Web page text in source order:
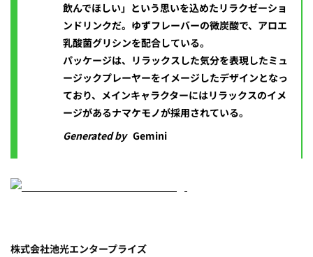
飲んでほしい」という思いを込めたリラクゼーショ
ンドリンクだ。ゆずフレーバーの微炭酸で、アロエ
乳酸菌グリシンを配合している。
パッケージは、リラックスした気分を表現したミュ
ージックプレーヤーをイメージしたデザインとなっ
ており、メインキャラクターにはリラックスのイメ
ージがあるナマケモノが採用されている。
Generated by Gemini
株式会社池光エンタープライズ